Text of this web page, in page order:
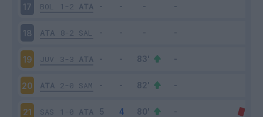
17 BOL 1-2 ATA
18 ATA 8-2 SAL
19 JUV 3-3 ATA
20 ATA 2-0 SAM
21 SAS 1-0 ATA